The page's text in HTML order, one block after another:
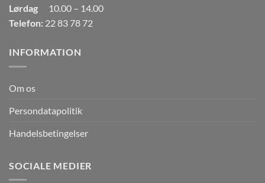
Lørdag
10.00 – 14.00
Telefon: 22 83 78 72
INFORMATION
Om os
Persondatapolitik
Handelsbetingelser
SOCIALE MEDIER